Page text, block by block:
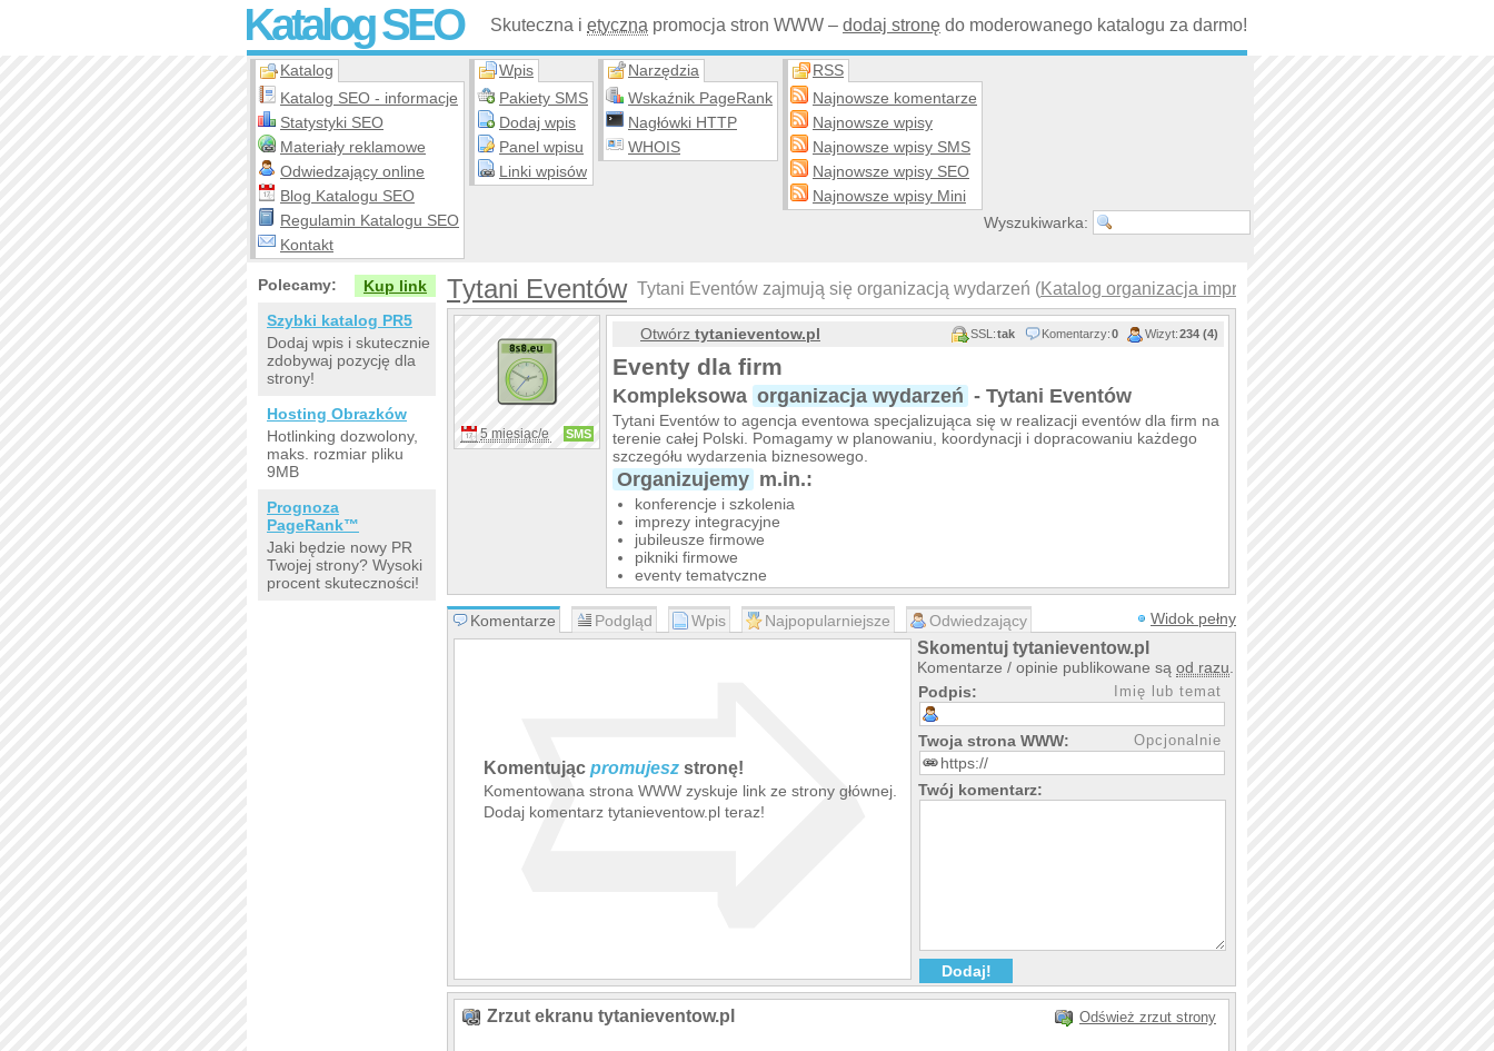
Katalog SEO Skuteczna i etyczna promocja stron WWW – dodaj stronę do moderowanego katalogu za darmo!
Katalog
Katalog SEO - informacje
Statystyki SEO
Materiały reklamowe
Odwiedzający online
Blog Katalogu SEO
Regulamin Katalogu SEO
Kontakt
Wpis
Pakiety SMS
Dodaj wpis
Panel wpisu
Linki wpisów
Narzędzia
Wskaźnik PageRank
Nagłówki HTTP
WHOIS
RSS
Najnowsze komentarze
Najnowsze wpisy
Najnowsze wpisy SMS
Najnowsze wpisy SEO
Najnowsze wpisy Mini
Wyszukiwarka:
Tytani Eventów Tytani Eventów zajmują się organizacją wydarzeń (Katalog organizacja impr…
5 miesiąc/e SMS
Otwórz tytanieventow.pl SSL:tak Komentarzy:0 Wizyt:234 (4)
Eventy dla firm
Kompleksowa organizacja wydarzeń - Tytani Eventów
Tytani Eventów to agencja eventowa specjalizująca się w realizacji eventów dla firm na
terenie całej Polski. Pomagamy w planowaniu, koordynacji i dopracowaniu każdego
szczegółu wydarzenia biznesowego.
Organizujemy m.in.:
konferencje i szkolenia
imprezy integracyjne
jubileusze firmowe
pikniki firmowe
eventy tematyczne
Dlaczego warto nas wybrać?
indywidualne podejście do klienta
dopasowanie do budżetu i celu wydarzenia
wsparcie organizacyjne na każdym etapie
Z nami organizacja wydarzenia jest prostsza, a firma może skupić się na swoich
Komentarze Podgląd Wpis Najpopularniejsze Odwiedzający Widok pełny
Komentując promujesz stronę!
Komentowana strona WWW zyskuje link ze strony głównej.
Dodaj komentarz tytanieventow.pl teraz!
➯ Skomentuj tytanieventow.pl
Komentarze / opinie publikowane są od razu
Podpis:
Imię lub temat
Twoja strona WWW: Opcjonalnie
Twój komentarz:
Zrzut ekranu tytanieventow.pl Odśwież zrzut strony
Polecamy:
Kup link
Szybki katalog PR5
Dodaj wpis i skutecznie
zdobywaj pozycję dla
strony!
Hosting Obrazków
Hotlinking dozwolony,
maks. rozmiar pliku
9MB
Prognoza
PageRank™
Jaki będzie nowy PR
Twojej strony? Wysoki
procent skuteczności!